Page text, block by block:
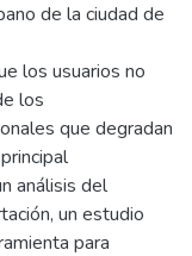
de la ciudad de
los usuarios no
los
que degradan
análisis del
un estudio
para